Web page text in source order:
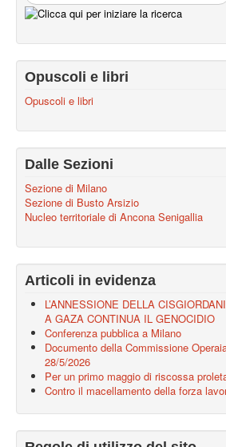
Opuscoli e libri
Opuscoli e libri
Dalle Sezioni
Sezione di Milano
Sezione di Busto Arsizio
Nucleo territoriale di Ancona Senigallia
Articoli in evidenza
L’ANNESSIONE DELLA
A GAZA CONTINUA IL GENOCIDIO
Conferenza pubblica a Milano
Documento della Commissione
28/5/2026
Per un primo maggio di riscossa
Contro il macellamento della forza